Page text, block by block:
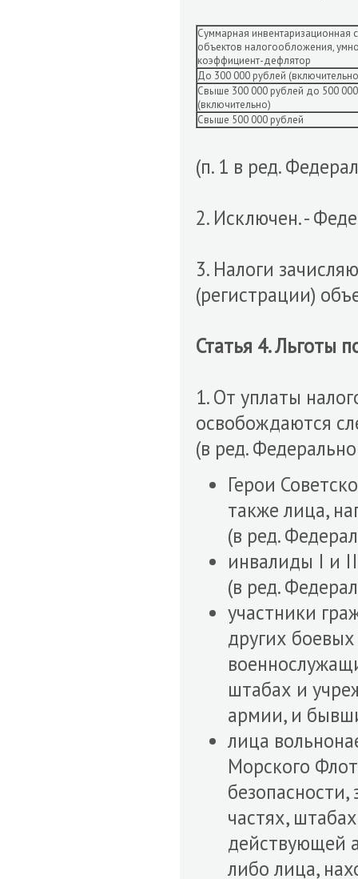
Суммарная инвентаризационная
объектов налогообложения,
коэффициент-дефлятор
До 300 000 рублей
Свыше 300 000 рублей до 500
(включительно)
Свыше 500 000 рублей
(п. 1 в ред.
2. Исключен. -
3. Налоги
(регистрации)
Статья 4. Льготы
1. От уплаты
освобождаются
(в ред.
Герои
также лица,
(в ред.
инвалиды I и
(в ред.
участники
других
штабах и
армии, и
лица
Морского
частях,
действующей
либо лица,